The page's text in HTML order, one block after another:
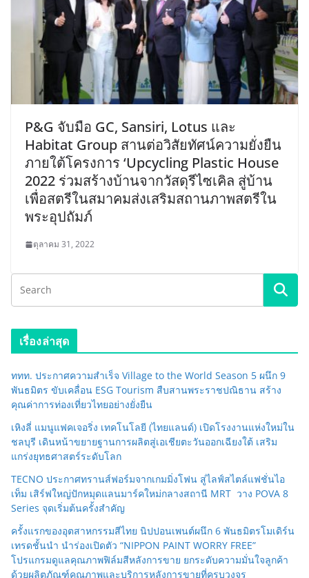
P&G จับมือ GC, Sansiri, Lotus และ
Habitat Group สานต่อวิสัยทัศน์ความยั่งยืน
ภายใต้โครงการ ‘Upcycling Plastic House
2022 ร่วมสร้างบ้านจากวัสดุรีไซเคิล สู่บ้าน
เพื่อสตรีในสมาคมส่งเสริมสถานภาพสตรีใน
พระอุปถัมภ์
ตุลาคม 31, 2022
เรื่องล่าสุด
ททท. ประกาศความสำเร็จ Village to the World Season 5 ผนึก 9
พันธมิตร ขับเคลื่อน ESG Tourism สืบสานพระราชปณิธาน สร้าง
คุณค่าการท่องเที่ยวไทยอย่างยั่งยืน
เหิงลี่ แมนูแฟคเจอริ่ง เทคโนโลยี (ไทยแลนด์) เปิดโรงงานแห่งใหม่ใน
ชลบุรี เดินหน้าขยายฐานการผลิตสู่เอเชียตะวันออกเฉียงใต้ เสริม
แกร่งยุทธศาสตร์ระดับโลก
TECNO ประกาศทรานส์ฟอร์มจากเกมมิ่งโฟน สู่ไลฟ์สไตล์แฟชั่นไอ
เท็ม เสิร์ฟใหญ่ปักหมุดแลนมาร์คใหม่กลางสถานี MRT วาง POVA 8
Series จุดเริ่มต้นครั้งสำคัญ
ครั้งแรกของอุตสาหกรรมสีไทย นิปปอนเพนต์ผนึก 6 พันธมิตรโมเดิร์น
เทรดชั้นนำ นำร่องเปิดตัว “NIPPON PAINT WORRY FREE”
โปรแกรมดูแลคุณภาพฟิล์มสีหลังการขาย ยกระดับความมั่นใจลูกค้า
ด้วยผลิตภัณฑ์คุณภาพและบริการหลังการขายที่ครบวงจร